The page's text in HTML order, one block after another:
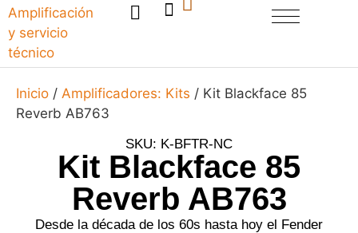
Inicio / Amplificadores: Kits / Kit Blackface 85
Reverb AB763
SKU: K-BFTR-NC
Kit Blackface 85
Reverb AB763
Desde la década de los 60s hasta hoy el Fender